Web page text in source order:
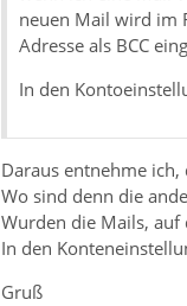
neuen Mail wird im
Adresse als BCC
In den
Daraus entnehme ich,
Wo sind denn die
Wurden die Mails,
In den
Gruß